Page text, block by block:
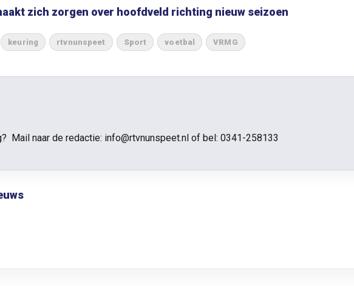
zich zorgen over hoofdveld richting nieuw seizoen
keuring rtvnunspeet Sport voetbal VRMG
Mail naar de redactie: info@rtvnunspeet.nl of bel: 0341-258133